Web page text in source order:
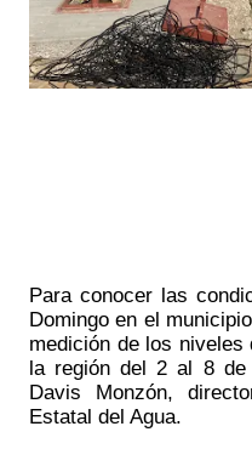
Para conocer las
Domingo en el
medición de los
la región del 2 al 8 de
Davis Monzón,
Estatal del Agua.